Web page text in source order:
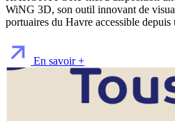
WiNG 3D, son outil innovant de
portuaires du Havre accessible
En savoir +